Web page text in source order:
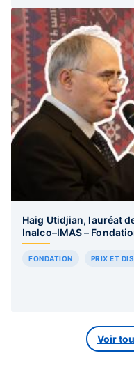
Haig Utidjian, lauréat
Inalco–IMAS –
FONDATION PRIX ET
Voir